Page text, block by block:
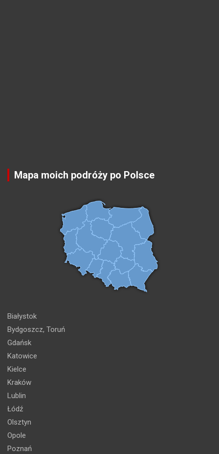
Mapa moich podróży po Polsce
Białystok
Bydgoszcz, Toruń
Gdańsk
Katowice
Kielce
Kraków
Lublin
Łódź
Olsztyn
Opole
Poznań